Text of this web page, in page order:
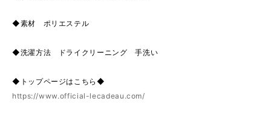
◆素材 ポリエステル
◆洗濯方法 ドライクリーニング 手洗い
◆トップページはこちら◆
https://www.official-lecadeau.com/